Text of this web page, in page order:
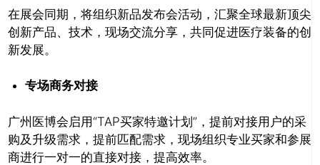
在展会同期，将组织新品发布会活动，汇聚全球最新顶尖
创新产品、技术，现场交流分享，共同促进医疗装备的创
新发展。
专场商务对接
广州医博会启用“TAP买家特邀计划”，提前对接用户的采
购及升级需求，提前匹配需求，现场组织专业买家和参展
商进行一对一的直接对接，提高效率。